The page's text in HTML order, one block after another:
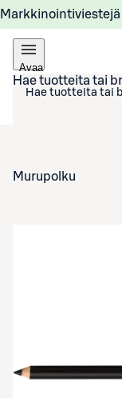
Markkinointiviestejä
Avaa
valikko
Hae tuotteita tai
Murupolku